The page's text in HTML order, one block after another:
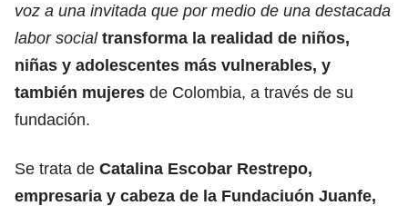
voz a una invitada que por medio de una destacada
labor social transforma la realidad de niños,
niñas y adolescentes más vulnerables, y
también mujeres de Colombia, a través de su
fundación.
Se trata de Catalina Escobar Restrepo,
empresaria y cabeza de la Fundaciuón Juanfe,